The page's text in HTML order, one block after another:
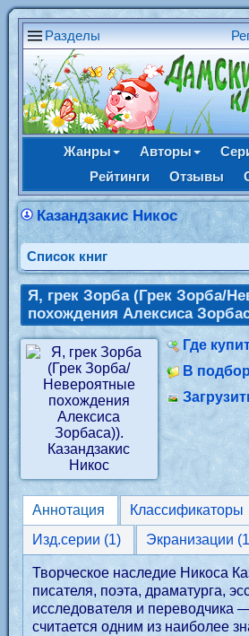
Разделы
Жанры Авторы
Рейтинги
Отзывы
Казандзакис Никос
Cписок книг
Я, грек Зорба (Грек Зорба/
похождения Алексиса
Где
В
Аннотация Классификаторы
Изд.серии (1)
Экранизации
Творческое наследие Никоса
писателя, поэта, драматурга,
исследователя и переводчика
считается одним из наиболее